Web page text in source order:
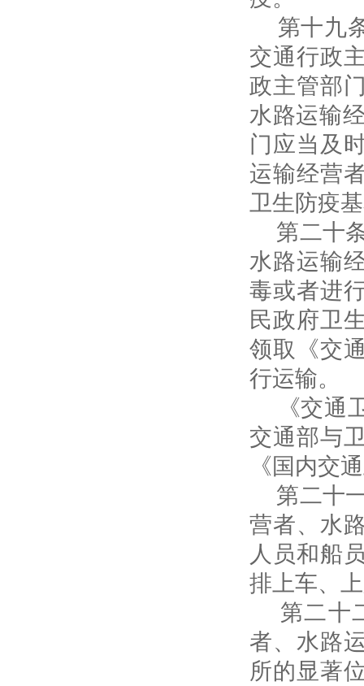
第十九
交通行政
政主管部
水路运输
门应当及
运输经营
卫生防疫
第二十
水路运输
毒或者进
民政府卫
领取《交
行运输。
《交通
交通部与
《国内交
第二十
营者、水
人员和船
排上车、
第二十
者、水路
所的显著